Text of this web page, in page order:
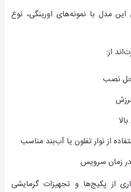
مدل با نمونه‌های اورینگی، نوع
از:
نصب
از نوار تفلون یا آب‌بند مناسب
زمان سرویس
از پکیج‌ها و تجهیزات گرمایشی